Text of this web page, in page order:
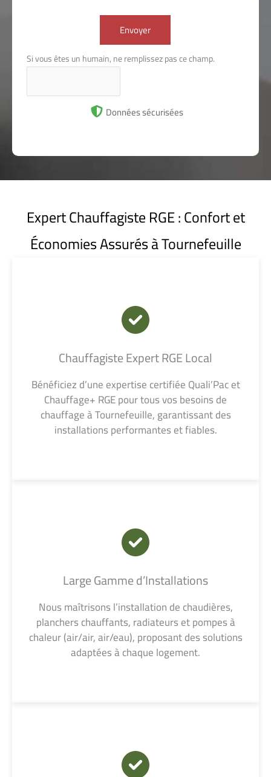
Envoyer
Si vous êtes un humain, ne remplissez pas ce champ.
Données sécurisées
Expert Chauffagiste RGE : Confort et
Économies Assurés à Tournefeuille
Chauffagiste Expert RGE Local
Bénéficiez d’une expertise certifiée Quali’Pac et
Chauffage+ RGE pour tous vos besoins de
chauffage à Tournefeuille, garantissant des
installations performantes et fiables.
Large Gamme d’Installations
Nous maîtrisons l’installation de chaudières,
planchers chauffants, radiateurs et pompes à
chaleur (air/air, air/eau), proposant des solutions
adaptées à chaque logement.